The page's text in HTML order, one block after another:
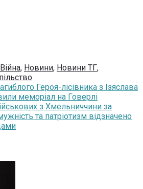
Війна, Новини, Новини ТГ,
Героя-лісівника з Ізяслава
меморіал на Говерлі
з Хмельниччини за
та патріотизм відзначено